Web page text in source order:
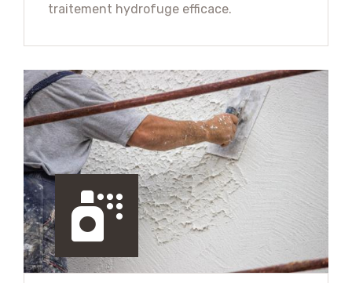
traitement hydrofuge efficace.